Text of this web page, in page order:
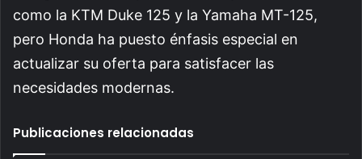
como la KTM Duke 125 y la Yamaha MT-125,
pero Honda ha puesto énfasis especial en
actualizar su oferta para satisfacer las
necesidades modernas.
Publicaciones relacionadas